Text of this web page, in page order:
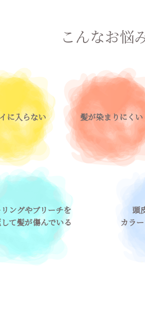
こんなお悩
に入らない 髪が染まりにくい
ングやブリーチを
て髪が傷んでいる
頭
カラ